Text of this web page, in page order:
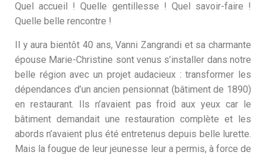
Quel accueil ! Quelle gentillesse ! Quel savoir-faire !
Quelle belle rencontre !
Il y aura bientôt 40 ans, Vanni Zangrandi et sa charmante
épouse Marie-Christine sont venus s’installer dans notre
belle région avec un projet audacieux : transformer les
dépendances d’un ancien pensionnat (bâtiment de 1890)
en restaurant. Ils n’avaient pas froid aux yeux car le
bâtiment demandait une restauration complète et les
abords n’avaient plus été entretenus depuis belle lurette.
Mais la fougue de leur jeunesse leur a permis, à force de